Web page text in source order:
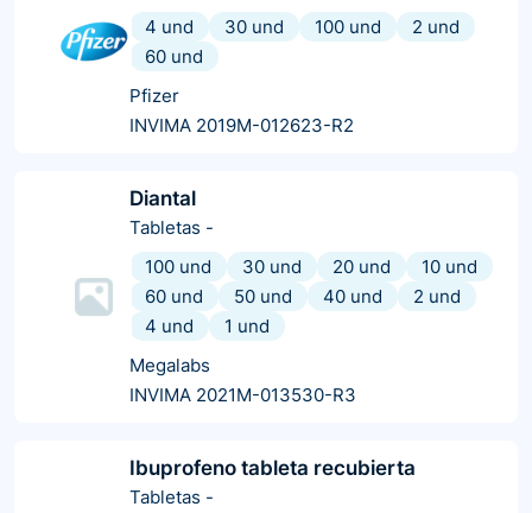
4 und
30 und 100 und
2 und
60 und
Pfizer
INVIMA 2019M-012623-R2
Diantal
Tabletas -
100 und
30 und 20 und
10 und
60 und
50 und 40 und
2 und
4 und
1 und
Megalabs
INVIMA 2021M-013530-R3
Ibuprofeno tableta recubierta
Tabletas -